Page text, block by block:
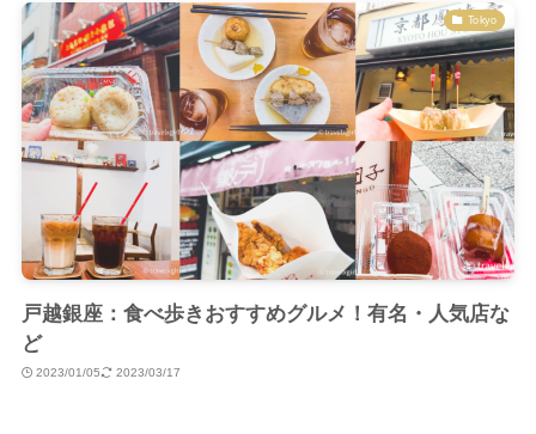
Tokyo
戸越銀座：食べ歩きおすすめグルメ！有名・人気店な
ど
2023/01/05 2023/03/17